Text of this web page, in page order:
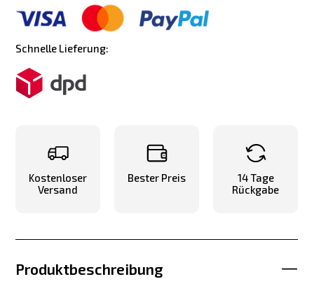
Schnelle Lieferung:
Kostenloser
Versand
Bester Preis
14 Tage
Rückgabe
Produktbeschreibung